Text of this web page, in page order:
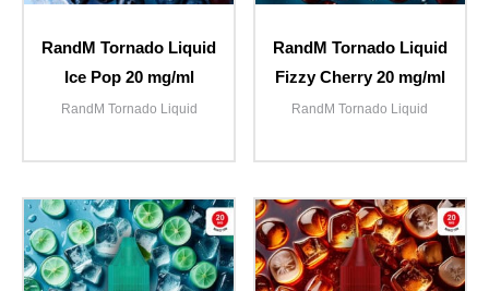
RandM Tornado Liquid
Ice Pop 20 mg/ml
RandM Tornado Liquid
RandM Tornado Liquid
Fizzy Cherry 20 mg/ml
RandM Tornado Liquid